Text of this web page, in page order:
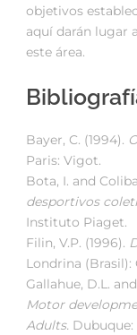
objetivos
aquí darán lugar
este área.
Bayer, C. (1994).
Paris: Vigot.
Bota, I. and
desportivos
Instituto Piaget.
Filin, V.P. (1996).
Londrina
Gallahue, D.L.
Motor
Adults. Dubuque: